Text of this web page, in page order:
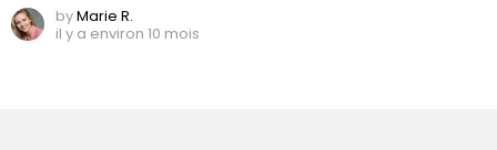
byMarie R.
il y a environ 10 mois